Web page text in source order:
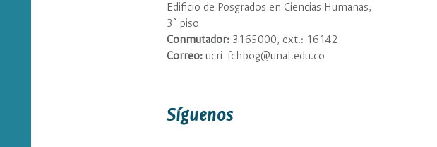
Edificio de Posgrados en Ciencias Humanas,
3˚ piso
Conmutador:3165000, ext.: 16142
Correo:ucri_fchbog@unal.edu.co
Síguenos